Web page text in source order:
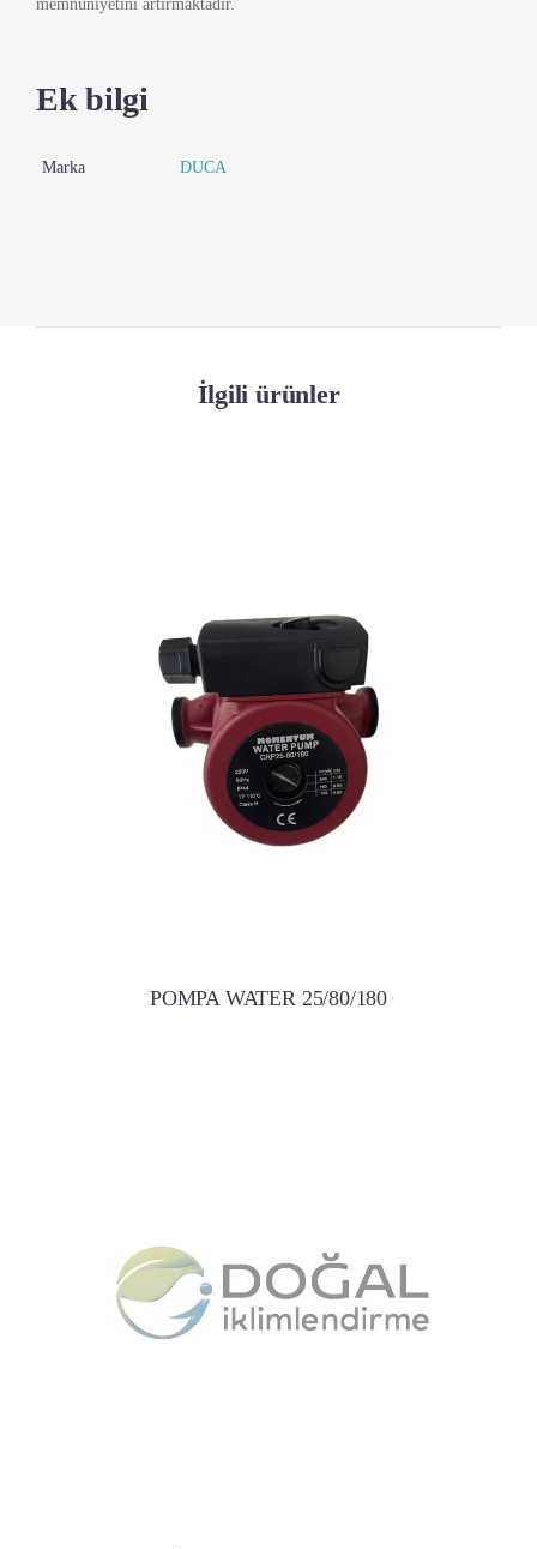
memnuniyetini artırmaktadır.
Ek bilgi
Marka DUCA
İlgili ürünler
POMPA WATER 25/80/180